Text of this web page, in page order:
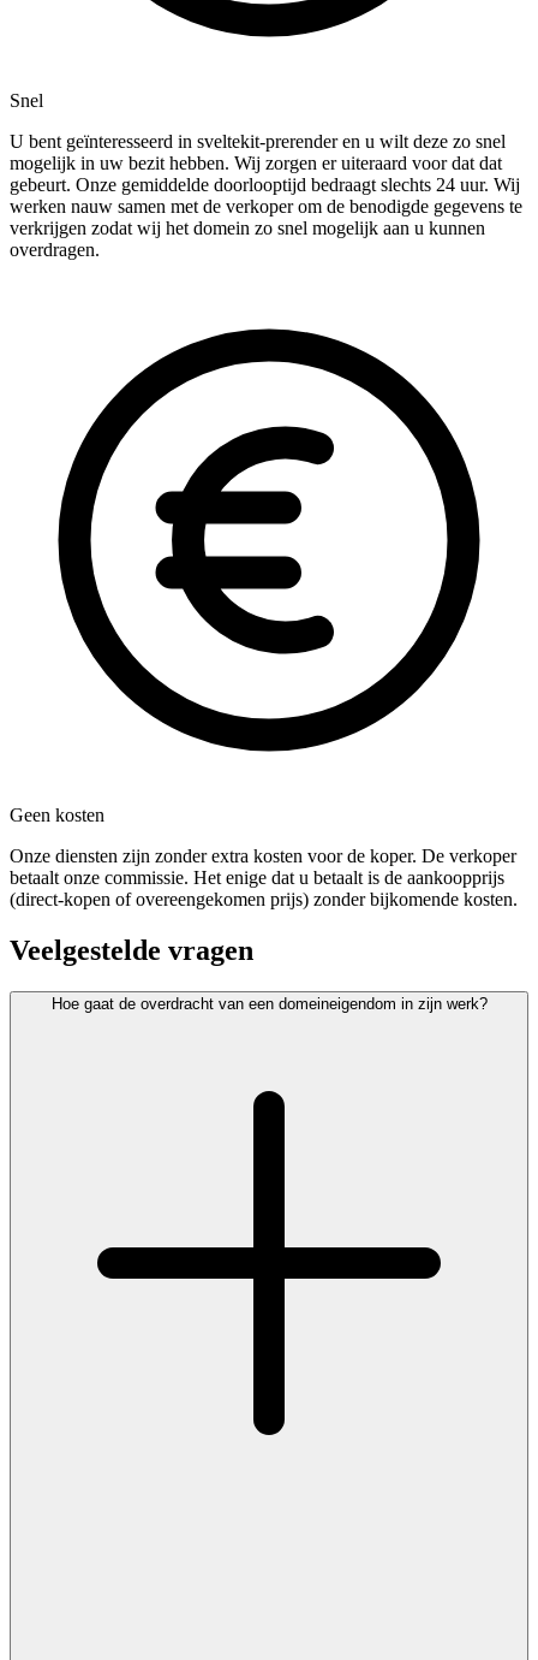
Snel
U bent geïnteresseerd in sveltekit-prerender en u wilt deze zo snel
mogelijk in uw bezit hebben. Wij zorgen er uiteraard voor dat dat
gebeurt. Onze gemiddelde doorlooptijd bedraagt slechts 24 uur. Wij
werken nauw samen met de verkoper om de benodigde gegevens te
verkrijgen zodat wij het domein zo snel mogelijk aan u kunnen
overdragen.
Geen kosten
Onze diensten zijn zonder extra kosten voor de koper. De verkoper
betaalt onze commissie. Het enige dat u betaalt is de aankoopprijs
(direct-kopen of overeengekomen prijs) zonder bijkomende kosten.
Veelgestelde vragen
Hoe gaat de overdracht van een domeineigendom in zijn werk?